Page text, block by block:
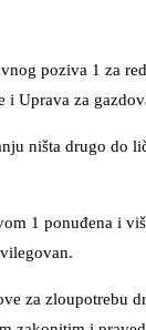
poziva 1 za
Uprava za
ništa drugo do
1 ponuđena i
za zloupotrebu